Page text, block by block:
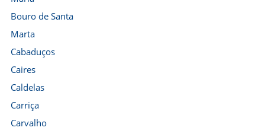
Bouro de Santa
Marta
Cabaduços
Caires
Caldelas
Carriça
Carvalho